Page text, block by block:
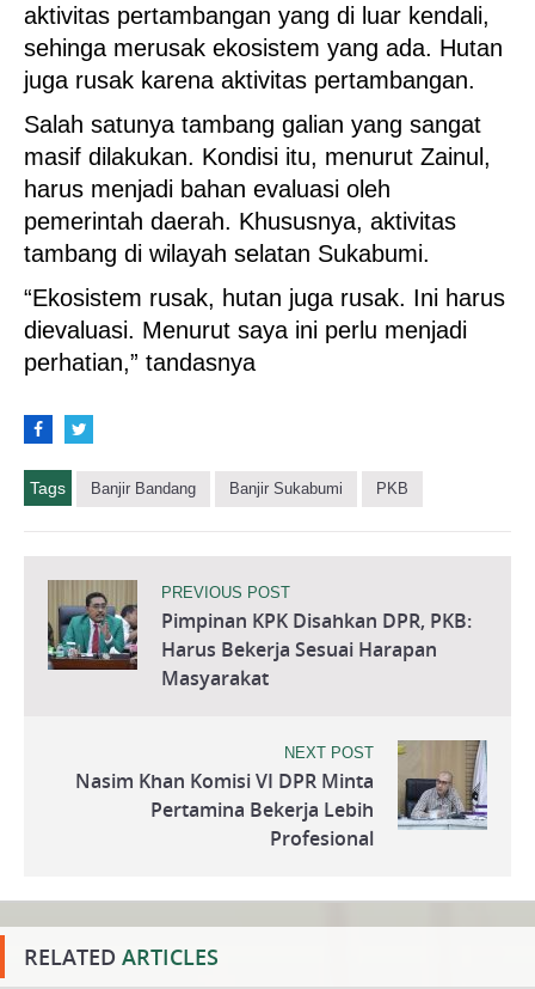
aktivitas pertambangan yang di luar kendali,
sehinga merusak ekosistem yang ada. Hutan
juga rusak karena aktivitas pertambangan.
Salah satunya tambang galian yang sangat
masif dilakukan. Kondisi itu, menurut Zainul,
harus menjadi bahan evaluasi oleh
pemerintah daerah. Khususnya, aktivitas
tambang di wilayah selatan Sukabumi.
“Ekosistem rusak, hutan juga rusak. Ini harus
dievaluasi. Menurut saya ini perlu menjadi
perhatian,” tandasnya
Tags Banjir Bandang Banjir Sukabumi PKB
PREVIOUS POST
Pimpinan KPK Disahkan DPR, PKB:
Harus Bekerja Sesuai Harapan
Masyarakat
NEXT POST
Nasim Khan Komisi VI DPR Minta
Pertamina Bekerja Lebih
Profesional
RELATED ARTICLES